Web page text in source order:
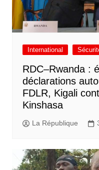
International
RDC–Rwanda :
déclarations
FDLR, Kigali
Kinshasa
La République